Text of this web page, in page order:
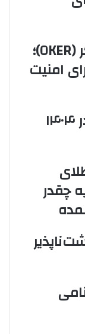
معرفی کرکره فولادی اوکر (OKER)؛
امنیت
چله بازار شهرداری مشهد در ۱۴۰۴
چقدر